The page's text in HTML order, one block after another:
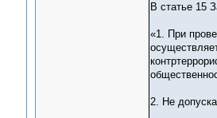
В статье 15
«1. При
2. Не